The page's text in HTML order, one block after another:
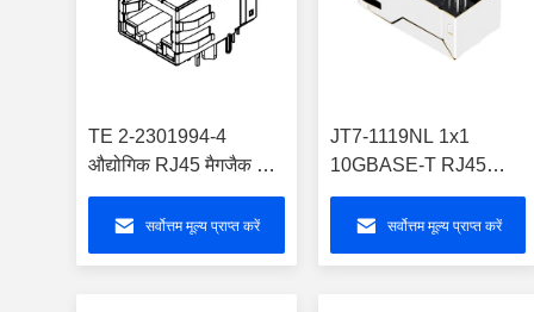
TE 2-2301994-4
औद्योगिक RJ45 मैगजैक कैट
5e शील्ड-राइट-एंगल
सर्वोत्तम मूल्य प्राप्त करें
JT7-1119NL 1x1
10GBASE-T RJ45
कनेक्टर 90W 4-जोड़ी PoE
के साथ
सर्वोत्तम मूल्य प्राप्त करें